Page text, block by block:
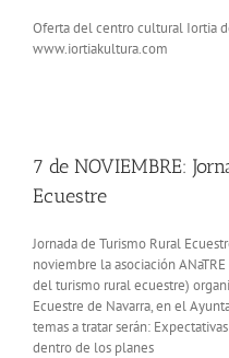
Oferta del centro cultural Iortia
www.iortiakultura.com
7 de NOVIEMBRE:
Ecuestre
Jornada de Turismo Rural
noviembre la asociación
del turismo rural ecuestre)
Ecuestre de Navarra, en el
temas a tratar serán:
dentro de los planes